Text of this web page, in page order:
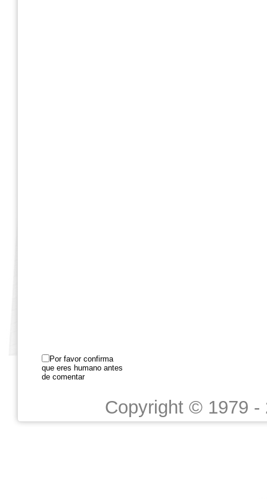
Por favor confirma
que eres humano antes
de comentar
Copyright © 1979 -